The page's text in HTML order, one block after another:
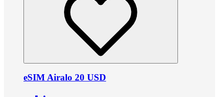
eSIM Airalo 20 USD